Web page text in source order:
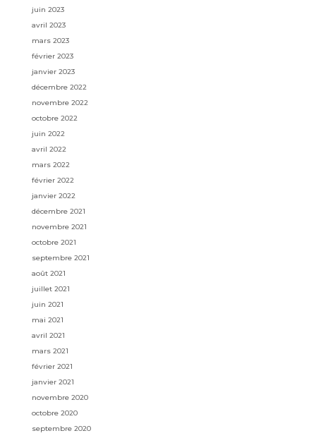
juin 2023
avril 2023
mars 2023
février 2023
janvier 2023
décembre 2022
novembre 2022
octobre 2022
juin 2022
avril 2022
mars 2022
février 2022
janvier 2022
décembre 2021
novembre 2021
octobre 2021
septembre 2021
août 2021
juillet 2021
juin 2021
mai 2021
avril 2021
mars 2021
février 2021
janvier 2021
novembre 2020
octobre 2020
septembre 2020